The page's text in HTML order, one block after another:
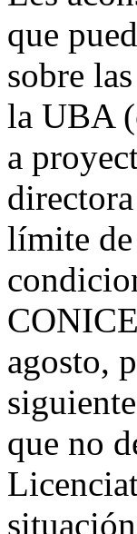
que
sobre
la UBA
a
límite de
agosto,
que no